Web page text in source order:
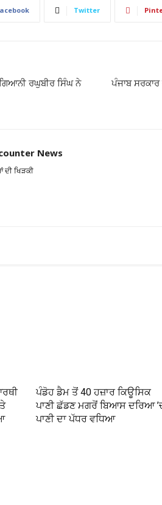
Twitter
ਰਘੁਬੀਰ ਸਿੰਘ ਨੇ
ਪੰਜਾਬ
News
ਦੀ ਖਿੜਕੀ
ਪੰਡੋਹ ਡੈਮ ਤੋਂ 40 ਹਜ਼ਾਰ ਕਿਊਸਿਕ
ਪਾਣੀ ਛੱਡਣ ਮਗਰੋਂ ਬਿਆਸ ਦਰਿਆ
ਪਾਣੀ ਦਾ ਪੱਧਰ ਵਧਿਆ